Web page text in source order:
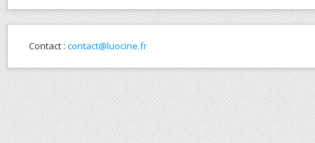
Contact : contact@luocine.fr